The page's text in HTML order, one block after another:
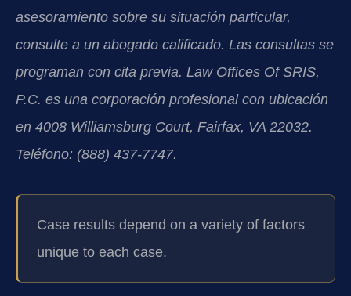
asesoramiento sobre su situación particular,
consulte a un abogado calificado. Las consultas se
programan con cita previa. Law Offices Of SRIS,
P.C. es una corporación profesional con ubicación
en 4008 Williamsburg Court, Fairfax, VA 22032.
Teléfono: (888) 437-7747.
Case results depend on a variety of factors
unique to each case.